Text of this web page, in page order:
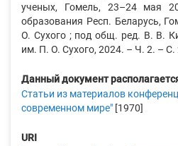
ученых, Гомель, 23–24
образования Респ. Беларусь,
О. Сухого ; под общ. ред. В. В.
им. П. О. Сухого, 2024. – Ч. 2. – С.
Данный документ
Статьи из материалов
современном мире" [1970]
URI